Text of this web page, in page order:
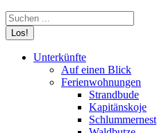
Search:
Unterkünfte
Auf einen Blick
Ferienwohnungen
Strandbude
Kapitänskoje
Schlummernest